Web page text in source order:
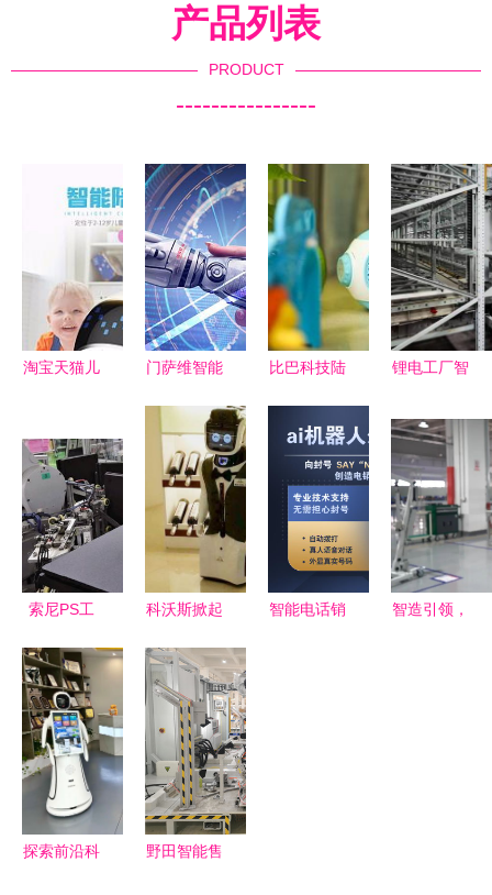
产品列表
PRODUCT
----------------
淘宝天猫儿
售趋势与选
购指南
门萨维智能
重塑电话销
售，智能解
决销售难题
比巴科技陆
能硬件初创
企业的生存
之道与智能
机器人销售
策略
锂电工厂智
雷柏机器人
提供一站式
优质解决方
案
索尼PS工
艺术家” 30
秒组装的魔
法与智能机
器人的销售
革命
科沃斯掀起
热潮 智能
家居与清洁
革命引领未
来
智能电话销
智造引领，
探索前沿科
野田智能售